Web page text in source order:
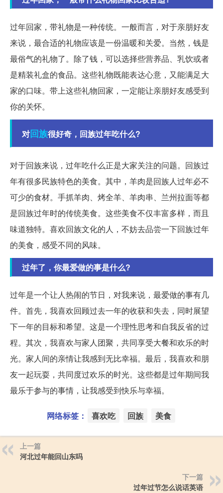
过年回家，带礼物是一种传统。一般而言，对于亲朋好友
来说，最合适的礼物应该是一份温暖和关爱。当然，钱是
最俗气的礼物了。除了钱，可以选择些营养品、乳饮或者
是精装礼盒的食品。这些礼物既能表达心意，又能满足大
家的口味。带上这些礼物回家，一定能让亲朋好友感受到
你的关怀。
对回族很好奇，回族过年吃什么?
对于回族来说，过年吃什么正是大家关注的问题。回族过
年有很多民族特色的美食。其中，羊肉是回族人过年必不
可少的食材。手抓羊肉、烤全羊、羊肉串、兰州拉面等都
是回族过年时的传统美食。这些美食不仅丰富多样，而且
味道独特。喜欢回族文化的人，不妨去品尝一下回族过年
的美食，感受不同的风味。
过年了，你最爱做的事是什么?
过年是一个让人热闹的节日，对我来说，最爱做的事有几
件。首先，我喜欢回顾过去一年的收获和失去，同时展望
下一年的目标和希望。这是一个理性思考和自我反省的过
程。其次，我喜欢与家人团聚，共同享受大餐和欢乐的时
光。家人间的亲情让我感到无比幸福。最后，我喜欢和朋
友一起玩耍，共同度过欢乐的时光。这些都是过年期间我
最乐于参与的事情，让我感受到快乐与幸福。
网络标签： 喜欢吃 回族 美食
上一篇
河北过年能回山东吗
下一篇
过年过节怎么说话英语